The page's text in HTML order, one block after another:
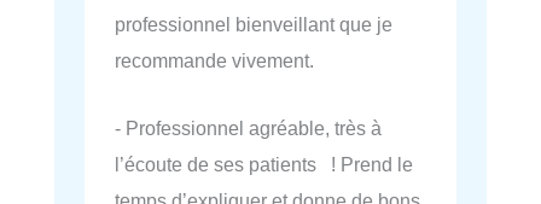
professionnel bienveillant que je
recommande vivement.
- Professionnel agréable, très à
l’écoute de ses patients ! Prend le